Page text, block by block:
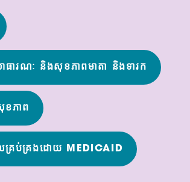
ារណៈ និងសុខភាពមាតា និងទារក
ភាព
គ្រប់គ្រងដោយ MEDICAID